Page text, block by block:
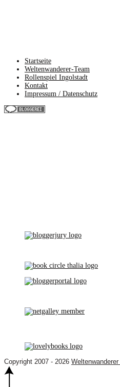
Startseite
Weltenwanderer-Team
Rollenspiel Ingolstadt
Kontakt
Impressum / Datenschutz
Copyright 2007 - 2026